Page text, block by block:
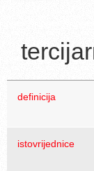
definicija
istovrijednice